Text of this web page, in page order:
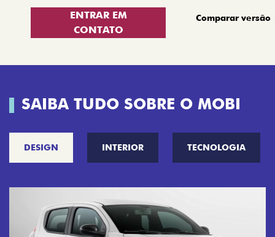
ENTRAR EM
CONTATO
Comparar versão
SAIBA TUDO SOBRE O MOBI
DESIGN INTERIOR TECNOLOGIA